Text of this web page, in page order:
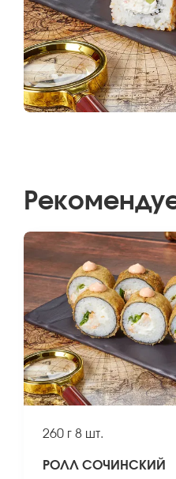
260 г 8 шт.
РОЛЛ СОЧИНСКИЙ